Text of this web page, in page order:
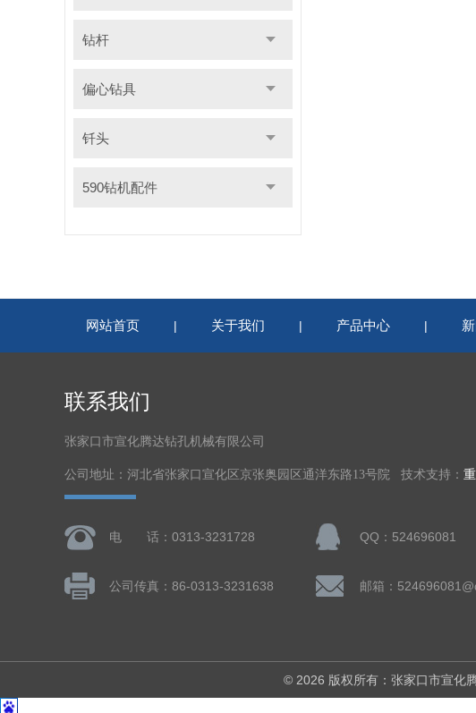
钻杆
偏心钻具
钎头
590钻机配件
网站首页 | 关于我们 | 产品中心 |
联系我们
张家口市宣化腾达钻孔机械有限公司
公司地址：河北省张家口宣化区京张奥园区通洋东路13号院 技术支持：
电 话：0313-3231728 QQ：524696081
公司传真：86-0313-3231638 邮箱：
© 2026 版权所有：张家口市宣化